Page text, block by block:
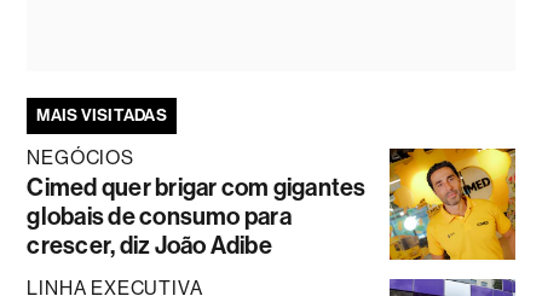
MAIS VISITADAS
NEGÓCIOS
Cimed quer brigar com gigantes
globais de consumo para
crescer, diz João Adibe
LINHA EXECUTIVA